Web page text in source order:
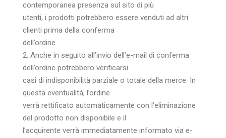
contemporanea presenza sul sito di più
utenti, i prodotti potrebbero essere venduti ad altri
clienti prima della conferma
dell’ordine.
2. Anche in seguito all’invio dell’e-mail di conferma
dell’ordine potrebbero verificarsi
casi di indisponibilità parziale o totale della merce. In
questa eventualità, l’ordine
verrà rettificato automaticamente con l’eliminazione
del prodotto non disponibile e il
l’acquirente verrà immediatamente informato via e-